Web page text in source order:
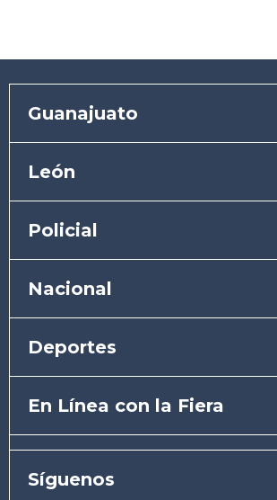
Guanajuato
León
Policial
Nacional
Deportes
En Línea con la Fiera
Síguenos